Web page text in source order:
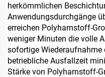
herkömmlichen
Anwendungsdurchgänge
erreichen Polyharnstoff-
weniger Minuten die volle
sofortige
betriebliche Ausfallzeit
Stärke von Polyharnstoff-